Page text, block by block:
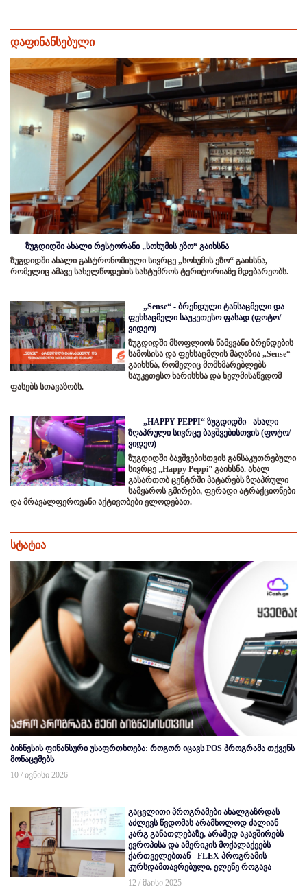
დაფინანსებული
ზუგდიდში ახალი რესტორანი „სოხუმის ეზო“ გაიხსნა
ზუგდიდში ახალი გასტრონომიული სივრცე „სოხუმის ეზო“ გაიხსნა,
რომელიც ამავე სახელწოდების სასტუმროს ტერიტორიაზე მდებარეობს.
„Sense“ - ბრენდული ტანსაცმელი და
ფეხსაცმელი საუკეთესო ფასად (ფოტო/
ვიდეო)
ზუგდიდში მსოფლიოს წამყვანი ბრენდების
სამოსისა და ფეხსაცმლის მაღაზია „Sense“
გაიხსნა, რომელიც მომხმარებლებს
საუკეთესო ხარისხსა და ხელმისაწვდომ
ფასებს სთავაზობს.
„HAPPY PEPPI“ ზუგდიდში - ახალი
ზღაპრული სივრცე ბავშვებისთვის (ფოტო/
ვიდეო)
ზუგდიდში ბავშვებისთვის განსაკუთრებული
სივრცე „Happy Peppi” გაიხსნა. ახალ
გასართობ ცენტრში პატარებს ზღაპრული
სამყაროს გმირები, ფერადი ატრაქციონები
და მრავალფეროვანი აქტივობები ელოდებათ.
სტატია
ბიზნესის ფინანსური უსაფრთხოება: როგორ იცავს POS პროგრამა თქვენს
მონაცემებს
10 / ივნისი 2026
გაცვლითი პროგრამები ახალგაზრდას
აძლევს წვდომას არამხოლოდ ძალიან
კარგ განათლებაზე, არამედ აკავშირებს
ევროპისა და ამერიკის მოქალაქეებს
ქართველებთან - FLEX პროგრამის
კურსდამთავრებული, ელენე როგავა
12 / მაისი 2025